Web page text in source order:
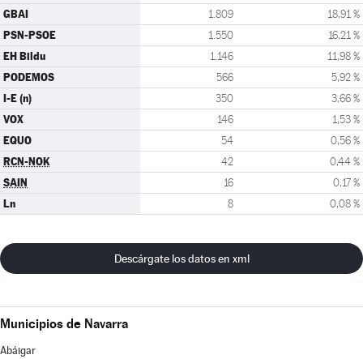
GBAI 1.809 18,91 %
PSN-PSOE 1.550 16,21 %
EH Bildu 1.146 11,98 %
PODEMOS 566 5,92 %
I-E (n) 350 3,66 %
VOX 146 1,53 %
EQUO 54 0,56 %
RCN-NOK 42 0,44 %
SAIN 16 0,17 %
Ln 8 0,08 %
Descárgate los datos en xml
Municipios de Navarra
Abáigar